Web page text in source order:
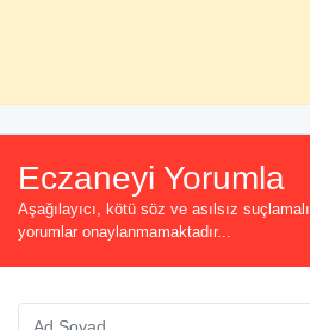
Eczaneyi Yorumla
Aşağılayıcı, kötü söz ve asılsız suçlamalı
yorumlar onaylanmamaktadır...